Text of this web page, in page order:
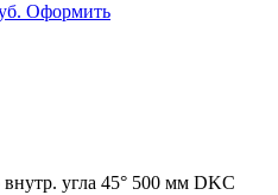
Оформить
угла 45° 500 мм DKC